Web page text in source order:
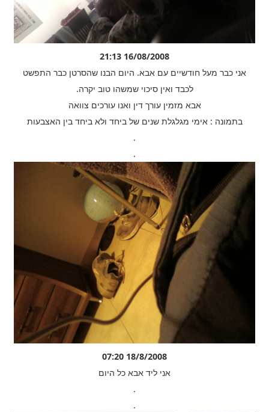
16/08/2008 21:13
אני כבר מעל חודשיים עם אבא. היום הבנו שהסרטן כבר התפשט
לכבד ואין סיכוי שמשהו טוב יקרה.
אבא מזמין עורך דין ואנו עורכים צוואה
בתמונה : אימי מגלגלת שנים של ביחד ולא ביחד בין האצבעות
.
.
18/8/2008 07:20
אני ליד אבא כל היום
.
.